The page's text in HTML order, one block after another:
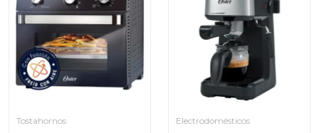
Tostahornos Electrodomésticos